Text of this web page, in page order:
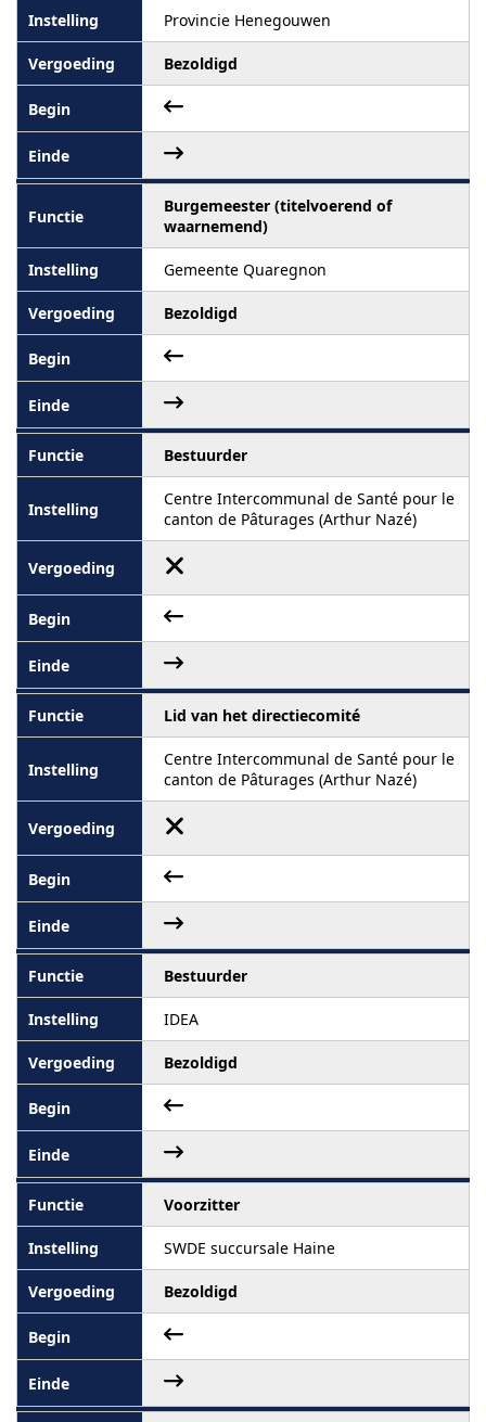
Provincie Henegouwen
Bezoldigd
Burgemeester (titelvoerend of
waarnemend)
Gemeente Quaregnon
Bezoldigd
Bestuurder
Centre Intercommunal de Santé pour le
canton de Pâturages (Arthur Nazé)
Lid van het directiecomité
Centre Intercommunal de Santé pour le
canton de Pâturages (Arthur Nazé)
Bestuurder
IDEA
Bezoldigd
Voorzitter
SWDE succursale Haine
Bezoldigd